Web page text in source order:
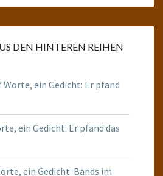
DEN HINTEREN REIHEN
Worte, ein Gedicht: Er pfand
ein Gedicht: Er pfand das
ein Gedicht: Bands im